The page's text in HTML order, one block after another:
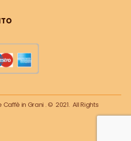
in Grani . © 2021. All Rights